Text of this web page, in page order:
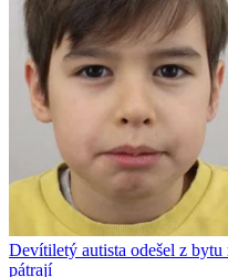
Devítiletý autista odešel z
pátrají